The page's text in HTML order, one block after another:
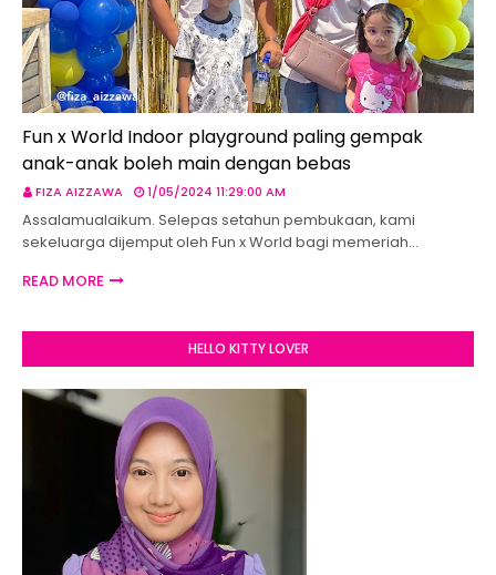
Fun x World Indoor playground paling gempak
anak-anak boleh main dengan bebas
FIZA AIZZAWA 1/05/2024 11:29:00 AM
Assalamualaikum. Selepas setahun pembukaan, kami
sekeluarga dijemput oleh Fun x World bagi memeriah…
READ MORE
HELLO KITTY LOVER